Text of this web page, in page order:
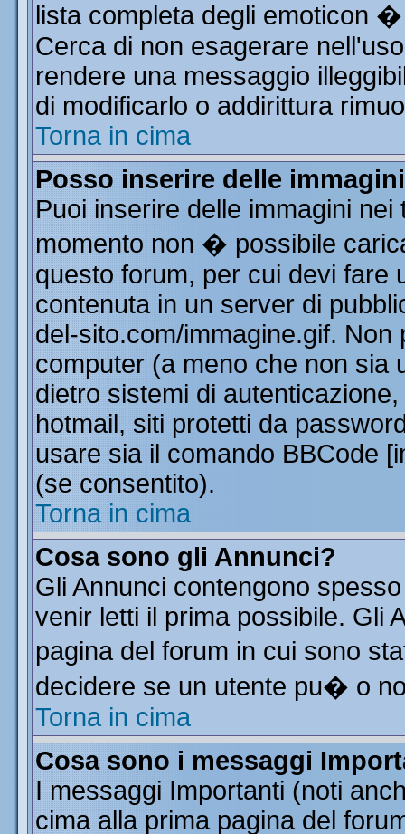
lista completa degli emoticon
Cerca di non esagerare
rendere una messaggio
di modificarlo o addirittura
Torna in cima
Posso inserire delle
Puoi inserire delle immagini
momento non � possibile
questo forum, per cui devi fare
contenuta in un server di
del-sito.com/immagine.gif.
computer (a meno che non sia
dietro sistemi di
hotmail, siti protetti da
usare sia il comando BBCode
(se consentito).
Torna in cima
Cosa sono gli Annunci?
Gli Annunci contengono
venir letti il prima possibile. Gli
pagina del forum in cui sono
decidere se un utente pu� o
Torna in cima
Cosa sono i messaggi
I messaggi Importanti (noti
cima alla prima pagina del